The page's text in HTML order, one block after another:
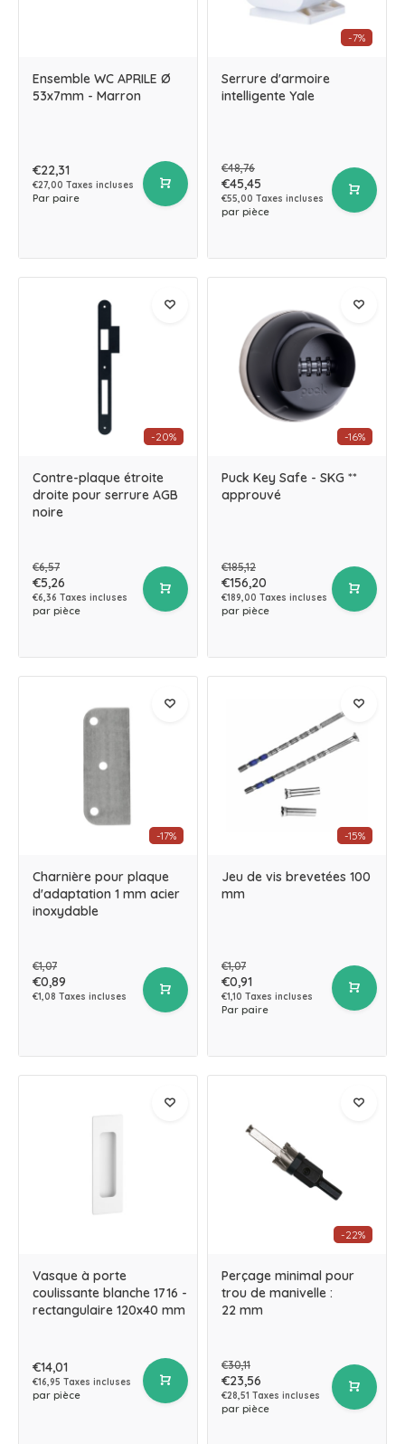
Ensemble WC APRILE Ø
53x7mm - Marron
€22,31
€27,00 Taxes incluses
Par paire
-7%
Serrure d'armoire
intelligente Yale
€48,76
€45,45
€55,00 Taxes incluses
par pièce
-20%
Contre-plaque étroite
droite pour serrure AGB
noire
€6,57
€5,26
€6,36 Taxes incluses
par pièce
-16%
Puck Key Safe - SKG **
approuvé
€185,12
€156,20
€189,00 Taxes incluses
par pièce
-17%
Charnière pour plaque
d'adaptation 1 mm acier
inoxydable
€1,07
€0,89
€1,08 Taxes incluses
-15%
Jeu de vis brevetées 100
mm
€1,07
€0,91
€1,10 Taxes incluses
Par paire
Vasque à porte
coulissante blanche 1716 -
rectangulaire 120x40 mm
€14,01
€16,95 Taxes incluses
par pièce
-22%
Perçage minimal pour
trou de manivelle :
22 mm
€30,11
€23,56
€28,51 Taxes incluses
par pièce